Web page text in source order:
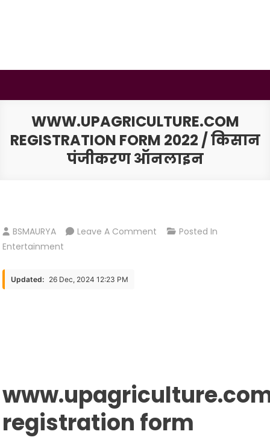
WWW.UPAGRICULTURE.COM
REGISTRATION FORM 2022 / किसान
पंजीकरण ऑनलाइन
BSMAURYA Leave A Comment On
Posted In
Entertainment
Updated: 26 Dec, 2024 12:23 PM
registration form